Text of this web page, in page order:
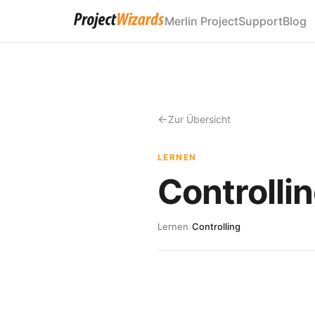
Merlin ProjectSupportBlog
Zur Übersicht
LERNEN
Lernen›Controlling